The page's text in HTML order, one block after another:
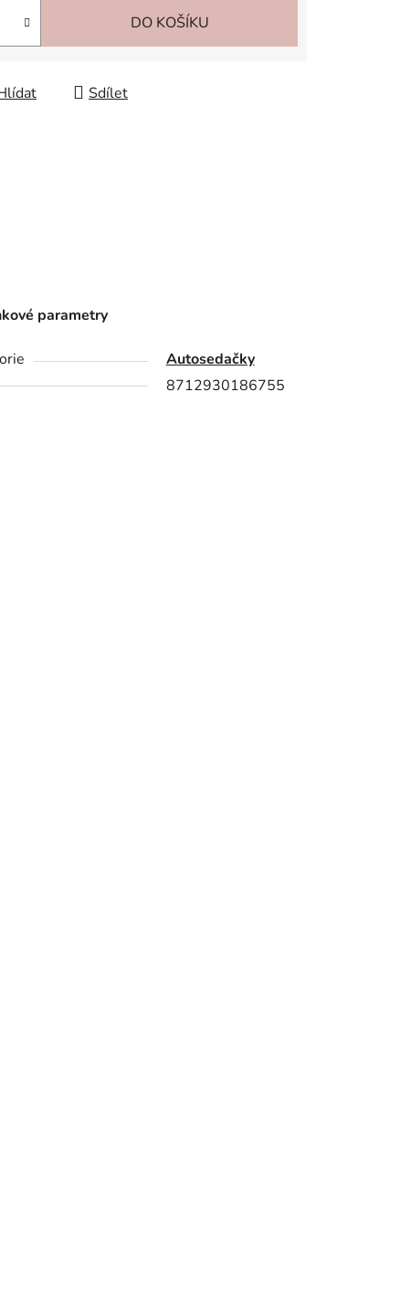
DO KOŠÍKU
Sdílet
parametry
Autosedačky
8712930186755